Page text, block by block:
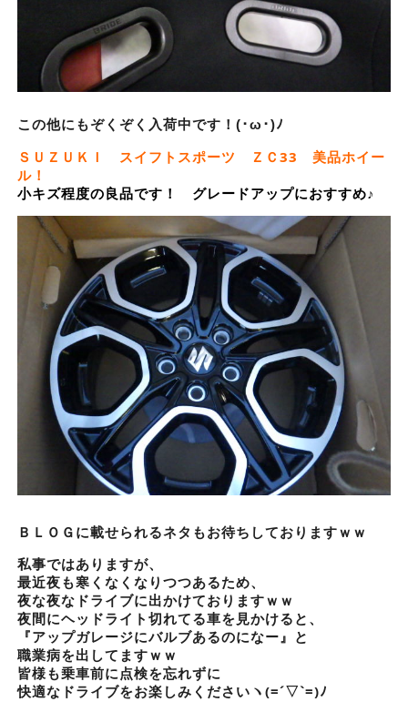
この他にもぞくぞく入荷中です！(･ω･)ﾉ
ＳＵＺＵＫＩ スイフトスポーツ ＺＣ33 美品ホイー
ル！
小キズ程度の良品です！ グレードアップにおすすめ♪
ＢＬＯＧに載せられるネタもお待ちしておりますｗｗ
私事ではありますが、
最近夜も寒くなくなりつつあるため、
夜な夜なドライブに出かけておりますｗｗ
夜間にヘッドライト切れてる車を見かけると、
『アップガレージにバルブあるのになー』と
職業病を出してますｗｗ
皆様も乗車前に点検を忘れずに
快適なドライブをお楽しみくださいヽ(=´▽`=)ﾉ